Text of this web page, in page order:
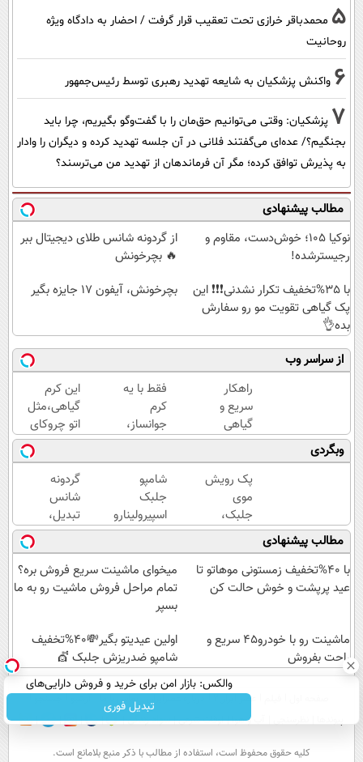
5 محمدباقر خرازی تحت تعقیب قرار گرفت / احضار به دادگاه ویژه
روحانیت
6 واکنش پزشکیان به شایعه تهدید رهبری توسط رئیس‌جمهور
7 پزشکیان: وقتی می‌توانیم حق‌مان را با گفت‌وگو بگیریم، چرا باید
بجنگیم؟/ عده‌ای می‌گفتند فلانی در آن جلسه تهدید کرده و دیگران را وادار
به پذیرش توافق کرده؛ مگر آن فرماندهان از تهدید من می‌ترسند؟
مطالب پیشنهادی
نوکیا 105؛ خوش‌دست، مقاوم و
رجیسترشده!
از گردونه شانس طلای دیجیتال ببر
🔥 بچرخونش
با 35%تخفیف تکرار نشدنی❗❗❗ این
پک گیاهی تقویت مو رو سفارش
بده👌
بچرخونش، آیفون 17 جایزه بگیر
از سراسر وب
راهکار
سریع و
گیاهی
برای
جلوگیری
و درمان
پیری
پوست
فقط با یه
کرم
جوانساز،
پیری رو از
خودت دور
کن(تخفیف50%)
این کرم
گیاهی،مثل
اتو چروکای
پوستتوصاف
میکنه!50%تخفیف
وبگردی
پک رویش
موی
جلبک،
انتخاب
بهترین
ها(تخفیف
ویژه)
شامپو
جلبک
اسپیرولینارو
با ۴۵٪
تخفیف به
موهات
هدیه بده
گردونه
شانس
تبدیل،
بچرخون
جایزه
ببر
مطالب پیشنهادی
با 40%تخفیف زمستونی موهاتو تا
عید پرپشت و خوش حالت کن
میخوای ماشینت سریع فروش بره؟
تمام مراحل فروش ماشیت رو به ما
بسپر
ماشینت رو با خودرو45 سریع و
راحت بفروش
اولین عیدیتو بگیر💸40%تخفیف
شامپو ضدریزش جلبک 💇
والکس: بازار امن برای خرید و فروش دارایی‌های
دیجیتال
تبدیل فوری عصر ایران۲ تماس با ما
آب و هوا اوقات شرعی سواد زندگی
كليه حقوق محفوظ است، استفاده از مطالب با ذكر منبع بلامانع است.